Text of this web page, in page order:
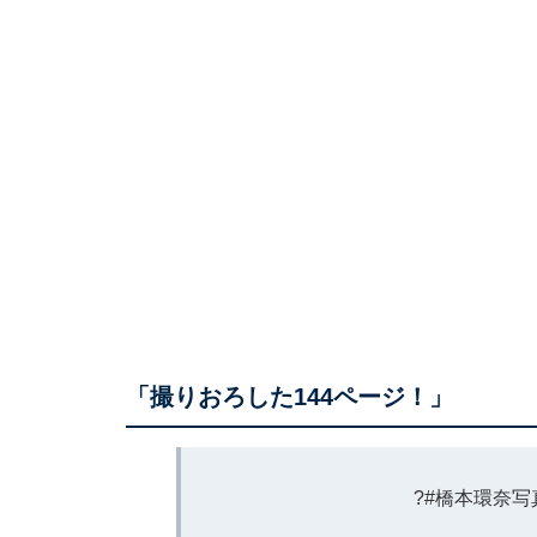
「撮りおろした144ページ！」
?#橋本環奈写